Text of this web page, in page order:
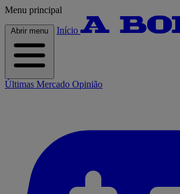
Menu principal
Abrir menu Início
Últimas Mercado Opinião